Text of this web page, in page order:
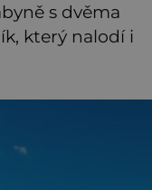
s dvěma
který nalodí i